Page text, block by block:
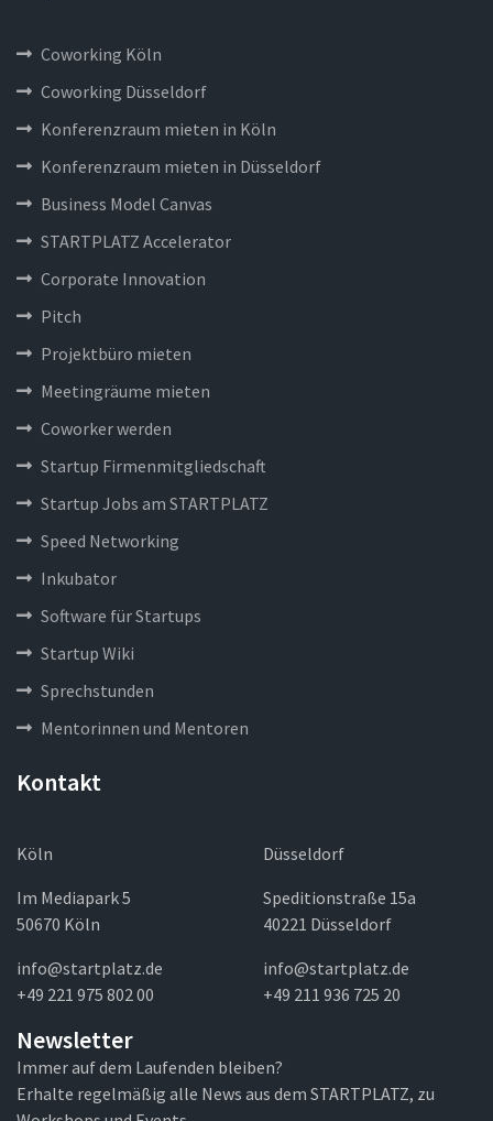
Coworking Köln
Coworking Düsseldorf
Konferenzraum mieten in Köln
Konferenzraum mieten in Düsseldorf
Business Model Canvas
STARTPLATZ Accelerator
Corporate Innovation
Pitch
Projektbüro mieten
Meetingräume mieten
Coworker werden
Startup Firmenmitgliedschaft
Startup Jobs am STARTPLATZ
Speed Networking
Inkubator
Software für Startups
Startup Wiki
Sprechstunden
Mentorinnen und Mentoren
Kontakt
Köln
Im Mediapark 5
50670 Köln
info@startplatz.de
+49 221 975 802 00
Düsseldorf
Speditionstraße 15a
40221 Düsseldorf
info@startplatz.de
+49 211 936 725 20
Newsletter
Immer auf dem Laufenden bleiben?
Erhalte regelmäßig alle News aus dem STARTPLATZ, zu